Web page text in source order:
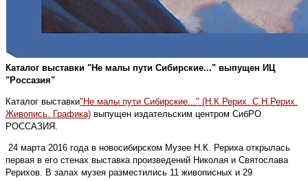
Каталог выставки "Не малы пути Сибирские..." выпущен ИЦ
"Россазия"
Каталог выставки"Не малы пути Сибирские..." (Н.К.Рерих. С.Н.Рерих.
Живопись. Графика) выпущен издательским центром СибРО
РОССАЗИЯ.
24 марта 2016 года в новосибирском Музее Н.К. Рериха открылась
первая в его стенах выставка произведений Николая и Святослава
Рерихов. В залах музея разместились 11 живописных и 29